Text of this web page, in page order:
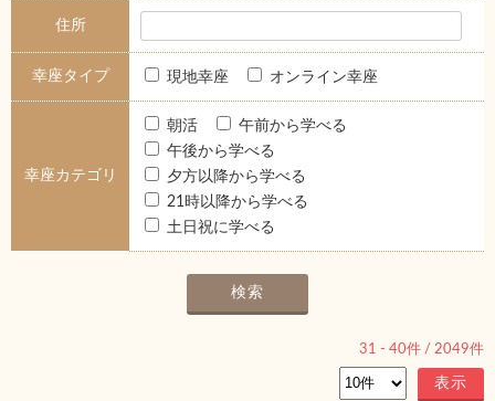
住所
幸座タイプ 現地幸座 オンライン幸座
幸座カテゴリ
朝活
午前から学べる
午後から学べる
夕方以降から学べる
21時以降から学べる
土日祝に学べる
31 - 40件 / 2049件